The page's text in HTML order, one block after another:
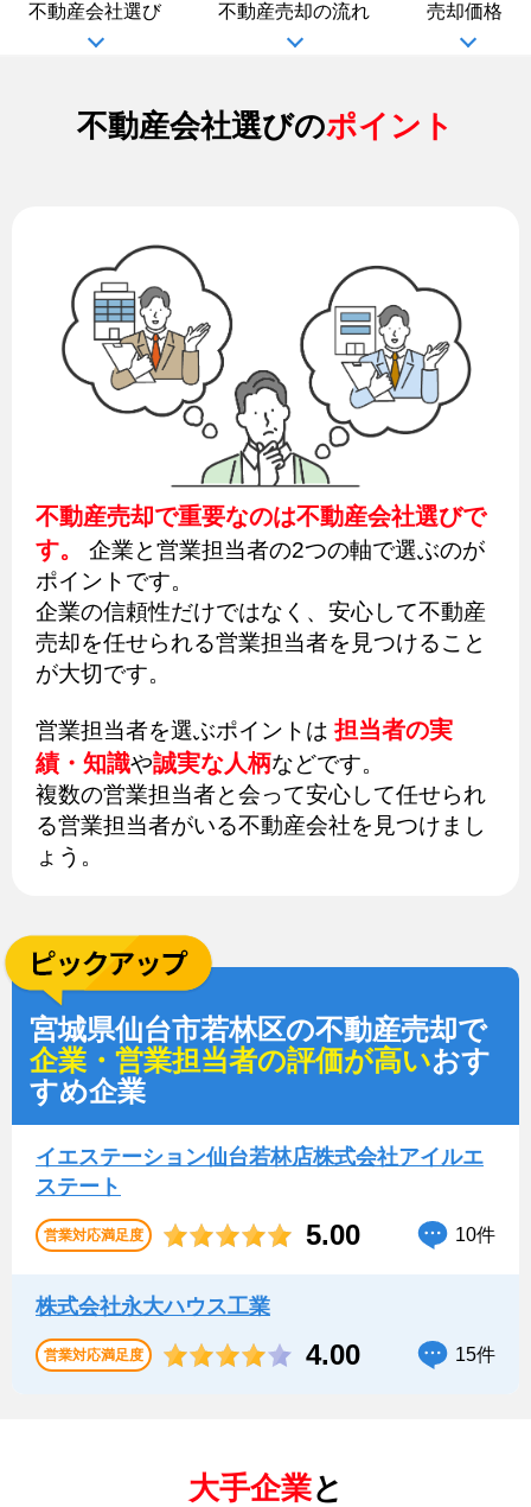
不動産会社選び 不動産売却の流れ 売却価格
不動産会社選びのポイント
不動産売却で重要なのは不動産会社選びで
す。
企業と営業担当者の2つの軸で選ぶのが
ポイントです。
企業の信頼性だけではなく、安心して不動産
売却を任せられる営業担当者を見つけること
が大切です。
営業担当者を選ぶポイントは 担当者の実
績・知識や誠実な人柄などです。
複数の営業担当者と会って安心して任せられ
る営業担当者がいる不動産会社を見つけまし
ょう。
宮城県仙台市若林区の不動産売却で
企業・営業担当者の評価が高いおす
すめ企業
イエステーション仙台若林店株式会社アイルエ
ステート
営業対応満足度 5.00 10件
株式会社永大ハウス工業
営業対応満足度 4.00 15件
大手企業と